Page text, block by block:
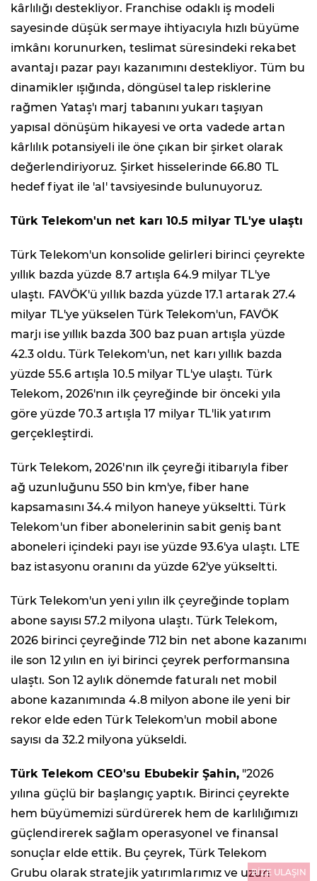
kârlılığı destekliyor. Franchise odaklı iş modeli
sayesinde düşük sermaye ihtiyacıyla hızlı büyüme
imkânı korunurken, teslimat süresindeki rekabet
avantajı pazar payı kazanımını destekliyor. Tüm bu
dinamikler ışığında, döngüsel talep risklerine
rağmen Yataş'ı marj tabanını yukarı taşıyan
yapısal dönüşüm hikayesi ve orta vadede artan
kârlılık potansiyeli ile öne çıkan bir şirket olarak
değerlendiriyoruz. Şirket hisselerinde 66.80 TL
hedef fiyat ile 'al' tavsiyesinde bulunuyoruz.
Türk Telekom'un net karı 10.5 milyar TL'ye ulaştı
Türk Telekom'un konsolide gelirleri birinci çeyrekte
yıllık bazda yüzde 8.7 artışla 64.9 milyar TL'ye
ulaştı. FAVÖK'ü yıllık bazda yüzde 17.1 artarak 27.4
milyar TL'ye yükselen Türk Telekom'un, FAVÖK
marjı ise yıllık bazda 300 baz puan artışla yüzde
42.3 oldu. Türk Telekom'un, net karı yıllık bazda
yüzde 55.6 artışla 10.5 milyar TL'ye ulaştı. Türk
Telekom, 2026'nın ilk çeyreğinde bir önceki yıla
göre yüzde 70.3 artışla 17 milyar TL'lik yatırım
gerçekleştirdi.
Türk Telekom, 2026'nın ilk çeyreği itibarıyla fiber
ağ uzunluğunu 550 bin km'ye, fiber hane
kapsamasını 34.4 milyon haneye yükseltti. Türk
Telekom'un fiber abonelerinin sabit geniş bant
aboneleri içindeki payı ise yüzde 93.6'ya ulaştı. LTE
baz istasyonu oranını da yüzde 62'ye yükseltti.
Türk Telekom'un yeni yılın ilk çeyreğinde toplam
abone sayısı 57.2 milyona ulaştı. Türk Telekom,
2026 birinci çeyreğinde 712 bin net abone kazanımı
ile son 12 yılın en iyi birinci çeyrek performansına
ulaştı. Son 12 aylık dönemde faturalı net mobil
abone kazanımında 4.8 milyon abone ile yeni bir
rekor elde eden Türk Telekom'un mobil abone
sayısı da 32.2 milyona yükseldi.
Türk Telekom CEO'su Ebubekir Şahin,"2026
yılına güçlü bir başlangıç yaptık. Birinci çeyrekte
hem büyümemizi sürdürerek hem de karlılığımızı
güçlendirerek sağlam operasyonel ve finansal
sonuçlar elde ettik. Bu çeyrek, Türk Telekom
Grubu olarak stratejik yatırımlarımız ve uzunBİZE ULAŞIN